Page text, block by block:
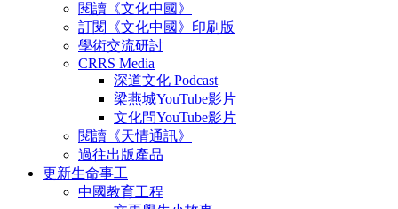
閱讀《文化中國》
訂閱《文化中國》印刷版
學術交流研討
CRRS Media
深道文化 Podcast
梁燕城YouTube影片
文化問YouTube影片
閱讀《天情通訊》
過往出版產品
更新生命事工
中國教育工程